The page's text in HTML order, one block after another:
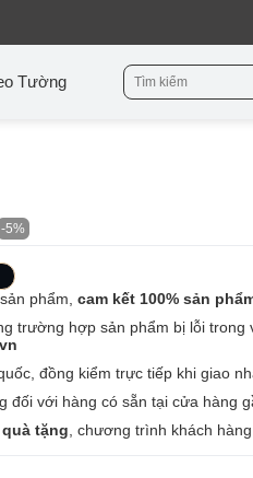
Tường
Tìm
kiếm:
-5%
phẩm, cam kết 100% sản
trường hợp sản phẩm bị lỗi trong
đồng kiểm trực tiếp khi giao
đối với hàng có sẵn tại cửa hàng
tặng , chương trình khách